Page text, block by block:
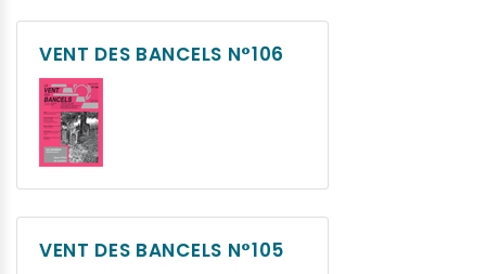
VENT DES BANCELS N°106
VENT DES BANCELS N°105